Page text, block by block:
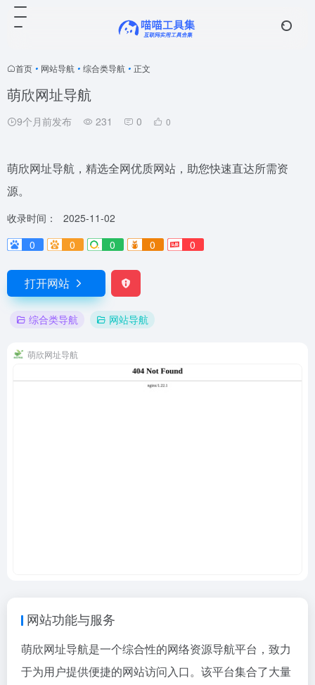
首页 • 网站导航 • 综合类导航 • 正文
萌欣网址导航
9个月前发布 231 0 0
萌欣网址导航，精选全网优质网站，助您快速直达所需资
源。
收录时间：
2025-11-02
0
0 0 0 0
打开网站
综合类导航 网站导航
萌欣网址导航
网站功能与服务
萌欣网址导航是一个综合性的网络资源导航平台，致力
于为用户提供便捷的网站访问入口。该平台集合了大量